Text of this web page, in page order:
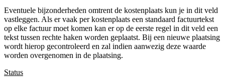
Eventuele bijzonderheden omtrent de kostenplaats kun je in dit veld
vastleggen. Als er vaak per kostenplaats een standaard factuurtekst
op elke factuur moet komen kan er op de eerste regel in dit veld een
tekst tussen rechte haken worden geplaatst. Bij een nieuwe plaatsing
wordt hierop gecontroleerd en zal indien aanwezig deze waarde
worden overgenomen in de plaatsing.
Status